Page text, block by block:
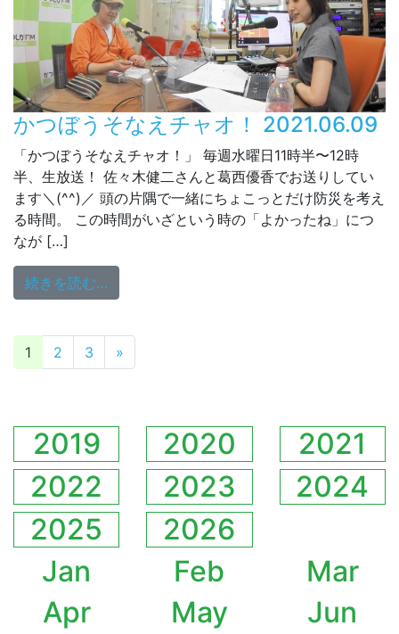
かつぼうそなえチャオ！ 2021.06.09
「かつぼうそなえチャオ！」 毎週水曜日11時半〜12時
半、生放送！ 佐々木健二さんと葛西優香でお送りしてい
ます＼(^^)／ 頭の片隅で一緒にちょこっとだけ防災を考え
る時間。 この時間がいざという時の「よかったね」につ
なが […]
続きを読む…
投稿ナビゲーション
1 2 3 »
2019 2020
2021
2022
2023
2024
2025
2026
Jan
Feb
Mar
Apr
May
Jun